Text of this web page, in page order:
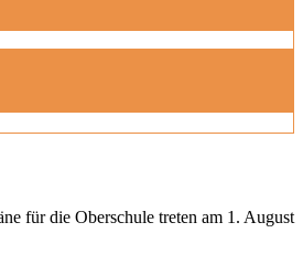
für die Oberschule treten am 1. August